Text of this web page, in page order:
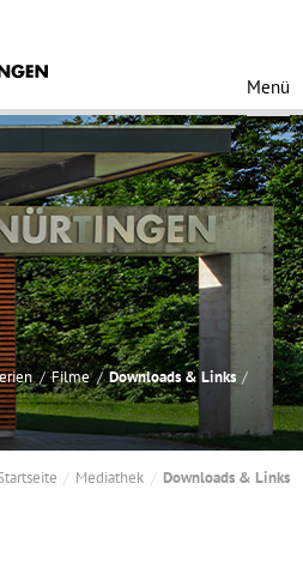
Menü
Filme Downloads & Links
Mediathek Downloads & Links